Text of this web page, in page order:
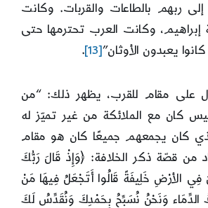
إلى ربهم بالطاعات والقربات. وكانت
وكانت العرب تحترمها حتى
يعبدون الأوثان”[13]
.
على مقام للقرب، يظهر ذلك: “من
كان مع الملائكة من غير تميّز له
كان يجمعهم جميعًا كان هو مقام
من قصّة ذكر الخلافة: ﴿وَإِذْ قَالَ رَبُّكَ
فِي الأرْضِ خَلِيفَةً قَالُوا أَتَجْعَلُ فِيهَا مَنْ
الدِّمَاء وَنَحْنُ نُسَبِّحُ بِحَمْدِكَ وَنُقَدِّسُ لَكَ